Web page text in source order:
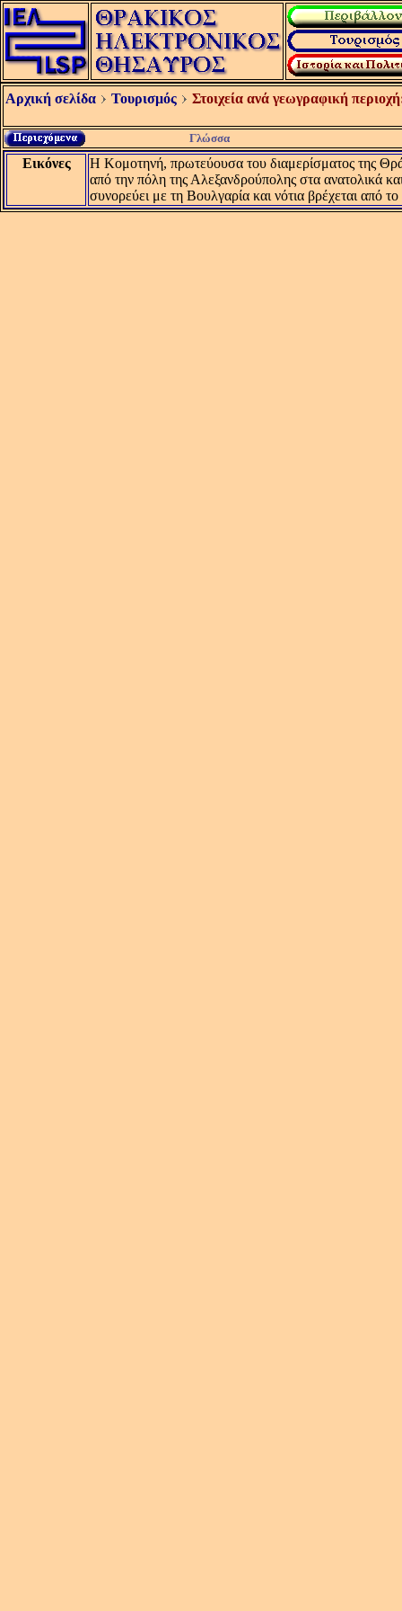
Αρχική σελίδα Τουρισμός Στοιχεία ανά γεωγραφική
Γλώσσα
Εικόνες
Η Κομοτηνή, πρωτεύουσα του διαμερίσματος της
από την πόλη της Αλεξανδρούπολης στα ανατολικά
συνορεύει με τη Βουλγαρία και νότια βρέχεται από